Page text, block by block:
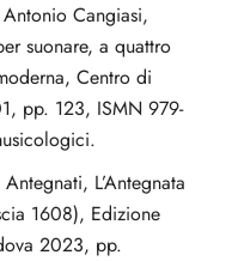
Cangiasi,
suonare, a quattro
Centro di
pp. 123, ISMN 979-
L’Antegnata
1608), Edizione
2023, pp.